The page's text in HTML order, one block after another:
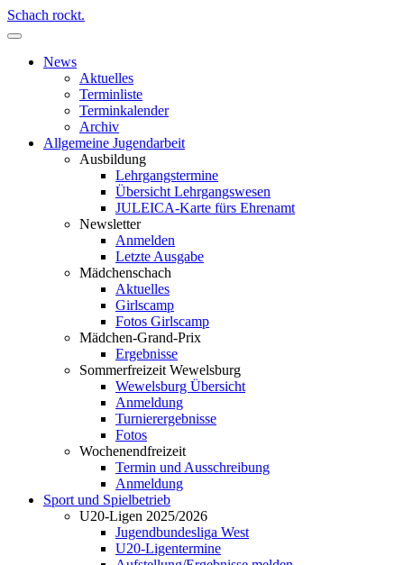
Schach rockt.
News
Aktuelles
Terminliste
Terminkalender
Archiv
Allgemeine Jugendarbeit
Ausbildung
Lehrgangstermine
Übersicht Lehrgangswesen
JULEICA-Karte fürs Ehrenamt
Newsletter
Anmelden
Letzte Ausgabe
Mädchenschach
Aktuelles
Girlscamp
Fotos Girlscamp
Mädchen-Grand-Prix
Ergebnisse
Sommerfreizeit Wewelsburg
Wewelsburg Übersicht
Anmeldung
Turnierergebnisse
Fotos
Wochenendfreizeit
Termin und Ausschreibung
Anmeldung
Sport und Spielbetrieb
U20-Ligen 2025/2026
Jugendbundesliga West
U20-Ligentermine